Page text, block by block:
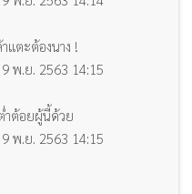
แตะต้องนาง !
9 พ.ย. 2563 14:15
ำต้อยผู้นี้ด้วย
9 พ.ย. 2563 14:15